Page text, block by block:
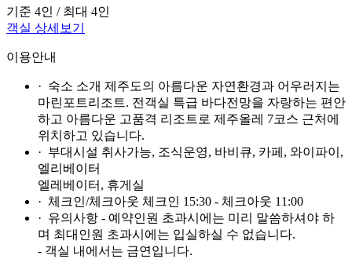
기준 4인 / 최대 4인
객실 상세보기
이용안내
· 숙소 소개 제주도의 아름다운 자연환경과 어우러지는
마린포트리조트. 전객실 특급 바다전망을 자랑하는 편안
하고 아름다운 고품격 리조트로 제주올레 7코스 근처에
위치하고 있습니다.
· 부대시설 취사가능, 조식운영, 바비큐, 카페, 와이파이,
엘리베이터
엘레베이터, 휴게실
· 체크인/체크아웃 체크인 15:30 - 체크아웃 11:00
· 유의사항 - 예약인원 초과시에는 미리 말씀하셔야 하
며 최대인원 초과시에는 입실하실 수 없습니다.
- 객실 내에서는 금연입니다.